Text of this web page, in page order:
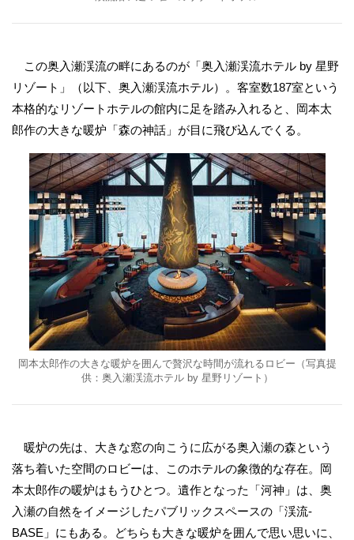
この奥入瀬渓流の畔にあるのが「奥入瀬渓流ホテル by 星野
リゾート」（以下、奥入瀬渓流ホテル）。客室数187室という
本格的なリゾートホテルの館内に足を踏み入れると、岡本太
郎作の大きな暖炉「森の神話」が目に飛び込んでくる。
岡本太郎作の大きな暖炉を囲んで贅沢な時間が流れるロビー（写真提
供：奥入瀬渓流ホテル by 星野リゾート）
暖炉の先は、大きな窓の向こうに広がる奥入瀬の森という
落ち着いた空間のロビーは、このホテルの象徴的な存在。岡
本太郎作の暖炉はもうひとつ。遺作となった「河神」は、奥
入瀬の自然をイメージしたパブリックスペースの「渓流-
BASE」にもある。どちらも大きな暖炉を囲んで思い思いに、